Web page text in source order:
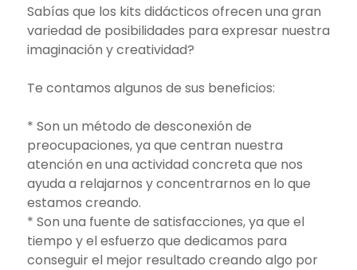
Sabías que los kits didácticos ofrecen una gran
variedad de posibilidades para expresar nuestra
imaginación y creatividad?
Te contamos algunos de sus beneficios:
* Son un método de desconexión de
preocupaciones, ya que centran nuestra
atención en una actividad concreta que nos
ayuda a relajarnos y concentrarnos en lo que
estamos creando.
* Son una fuente de satisfacciones, ya que el
tiempo y el esfuerzo que dedicamos para
conseguir el mejor resultado creando algo por